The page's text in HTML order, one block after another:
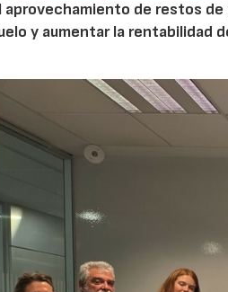
aprovechamiento de restos de
y aumentar la rentabilidad